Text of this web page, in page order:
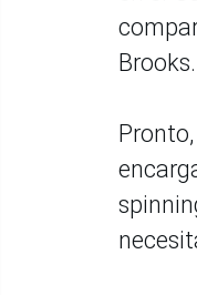
Brooks.